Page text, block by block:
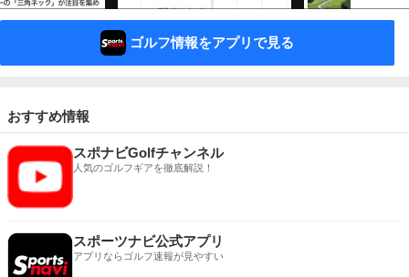
ゴルフ情報をアプリで見る
おすすめ情報
スポナビGolfチャンネル
人気のゴルフギアを徹底解説！
スポーツナビ公式アプリ
アプリならゴルフ速報が見やすい